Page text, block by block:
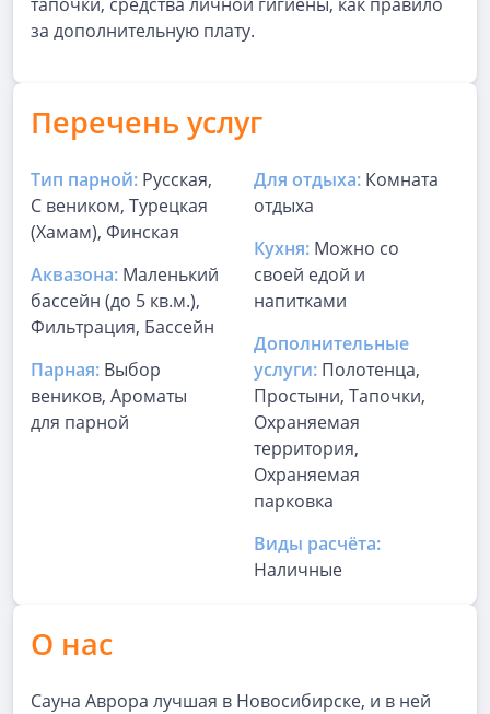
за дополнительную плату.
Перечень услуг
Тип парной: Русская,
С веником, Турецкая
(Хамам), Финская
Аквазона: Маленький
бассейн (до 5 кв.м.),
Фильтрация, Бассейн
Парная: Выбор
веников, Ароматы
для парной
Для отдыха: Комната
отдыха
Кухня: Можно со
своей едой и
напитками
Дополнительные
услуги: Полотенца,
Простыни, Тапочки,
Охраняемая
территория,
Охраняемая
парковка
Виды расчёта:
Наличные
О нас
Сауна Аврора лучшая в Новосибирске, и в ней